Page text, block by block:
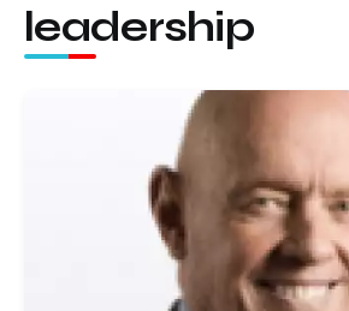
leadership